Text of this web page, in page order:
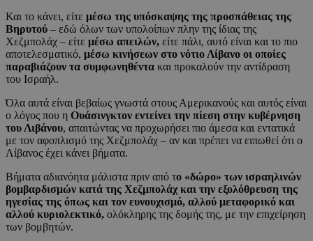
Και το κάνει, είτε μέσω της υπόσκαψης της προσπάθειας της
Βηρυτού – εδώ όλων των υπολοίπων πλην της ίδιας της
Χεζμπολάχ – είτε μέσω απειλών, είτε πάλι, αυτό είναι και το πιο
αποτελεσματικό, μέσω κινήσεων στο νότιο Λίβανο οι οποίες
παραβιάζουν τα συμφωνηθέντα και προκαλούν την αντίδραση
του Ισραήλ.
Όλα αυτά είναι βεβαίως γνωστά στους Αμερικανούς και αυτός είναι
ο λόγος που η Ουάσινγκτον εντείνει την πίεση στην κυβέρνηση
του Λιβάνου, απαιτώντας να προχωρήσει πιο άμεσα και εντατικά
με τον αφοπλισμό της Χεζμπολάχ – αν και πρέπει να ειπωθεί ότι ο
Λίβανος έχει κάνει βήματα.
Βήματα αδιανόητα μάλιστα πριν από το «δώρο» των ισραηλινών
βομβαρδισμών κατά της Χεζμπολάχ και την εξολόθρευση της
ηγεσίας της όπως και τον ευνουχισμό, αλλού μεταφορικό και
αλλού κυριολεκτικό, ολόκληρης της δομής της, με την επιχείρηση
των βομβητών.